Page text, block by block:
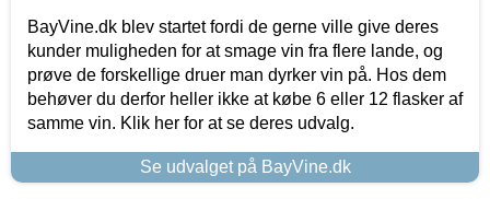
BayVine.dk blev startet fordi de gerne ville give deres
kunder muligheden for at smage vin fra flere lande, og
prøve de forskellige druer man dyrker vin på. Hos dem
behøver du derfor heller ikke at købe 6 eller 12 flasker af
samme vin. Klik her for at se deres udvalg.
Se udvalget på BayVine.dk